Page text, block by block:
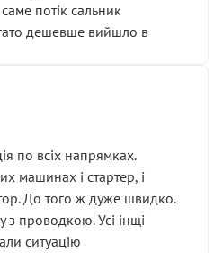
потік сальник
дешевше вийшло в
по всіх напрямках.
машинах і стартер, і
До того ж дуже швидко.
з проводкою. Усі інщі
ситуацію